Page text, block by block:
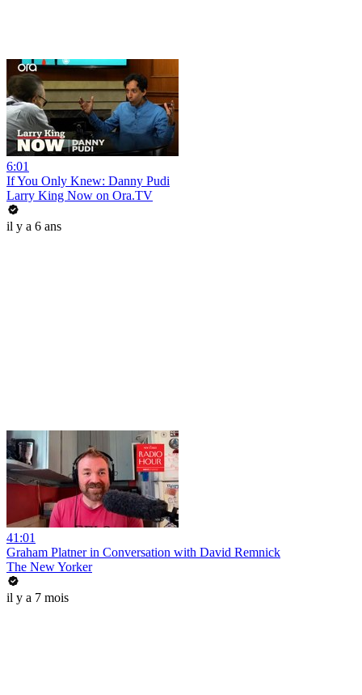
6:01
If You Only Knew: Danny Pudi
Larry King Now on Ora.TV
il y a 6 ans
41:01
Graham Platner in Conversation with David Remnick
The New Yorker
il y a 7 mois